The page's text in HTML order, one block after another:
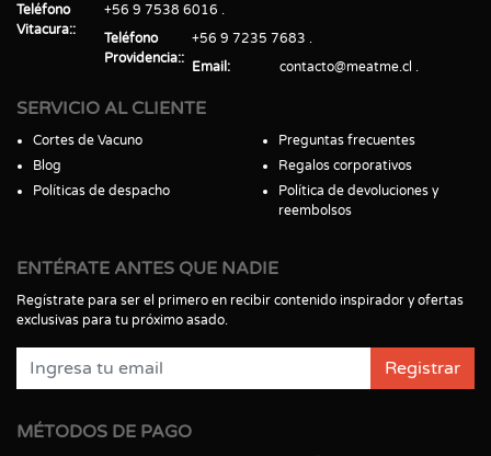
Teléfono
Vitacura:
+56 9 7538 6016
Teléfono
Providencia:
+56 9 7235 7683
Email
contacto@meatme.cl
SERVICIO AL CLIENTE
Cortes de Vacuno
Blog
Políticas de despacho
Preguntas frecuentes
Regalos corporativos
Política de devoluciones y
reembolsos
ENTÉRATE ANTES QUE NADIE
Regístrate para ser el primero en recibir contenido inspirador y ofertas
exclusivas para tu próximo asado.
Registrar
MÉTODOS DE PAGO